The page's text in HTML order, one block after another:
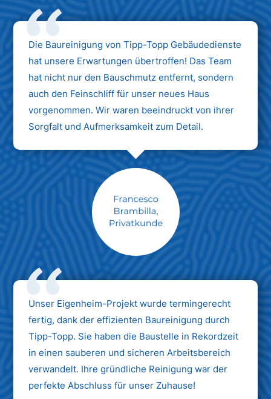
Max Mustermann
Unternehmen AG
Die Baureinigung von Tipp-Topp Gebäudedienste
hat unsere Erwartungen übertroffen! Das Team
hat nicht nur den Bauschmutz entfernt, sondern
auch den Feinschliff für unser neues Haus
vorgenommen. Wir waren beeindruckt von ihrer
Sorgfalt und Aufmerksamkeit zum Detail.
Max Mustermann
Unternehmen AG
Unser Eigenheim-Projekt wurde termingerecht
fertig, dank der effizienten Baureinigung durch
Tipp-Topp. Sie haben die Baustelle in Rekordzeit
in einen sauberen und sicheren Arbeitsbereich
verwandelt. Ihre gründliche Reinigung war der
perfekte Abschluss für unser Zuhause!